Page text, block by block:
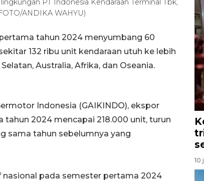
PT Indonesia Kendaraan Terminal Tbk,
ANDIKA WAHYU)
tahun 2024 menyumbang 60
132 ribu unit kendaraan utuh ke lebih
Australia, Afrika, dan Oseania.
Indonesia (GAIKINDO), ekspor
2024 mencapai 218.000 unit, turun
sama tahun sebelumnya yang
pada semester pertama 2024
10